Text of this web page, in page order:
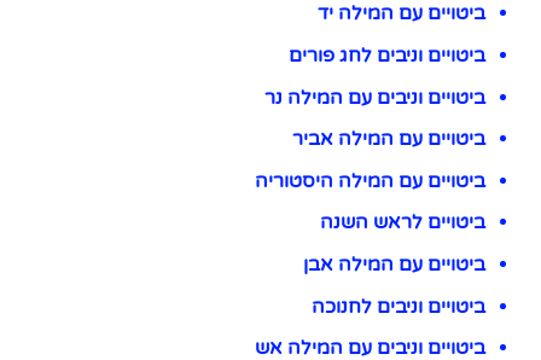
ביטויים עם המילה יד
ביטויים וניבים לחג פורים
ביטויים וניבים עם המילה נר
ביטויים עם המילה אביר
ביטויים עם המילה היסטוריה
ביטויים לראש השנה
ביטויים עם המילה אבן
ביטויים וניבים לחנוכה
ביטויים וניבים עם המילה אש